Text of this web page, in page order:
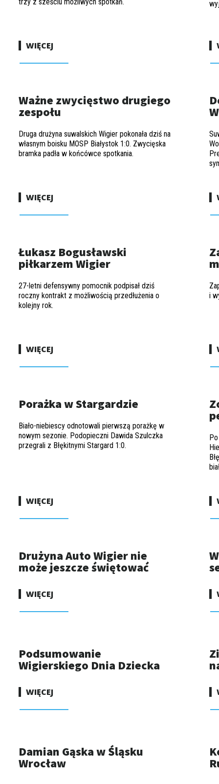
WIĘCEJ
Ważne zwycięstwo drugiego
zespołu
Druga drużyna suwalskich Wigier pokonała dziś na
własnym boisku MOSP Białystok 1:0. Zwycięska
bramka padła w końcówce spotkania.
WIĘCEJ
Łukasz Bogusławski
piłkarzem Wigier
27-letni defensywny pomocnik podpisał dziś
roczny kontrakt z możliwością przedłużenia o
kolejny rok.
WIĘCEJ
i
Porażka w Stargardzie
Biało-niebiescy odnotowali pierwszą porażkę w
nowym sezonie. Podopieczni Dawida Szulczka
przegrali z Błękitnymi Stargard 1:0.
WIĘCEJ
Drużyna Auto Wigier nie
może jeszcze świętować
WIĘCEJ
Podsumowanie
Wigierskiego Dnia Dziecka
WIĘCEJ
Damian Gąska w Śląsku
Wrocław